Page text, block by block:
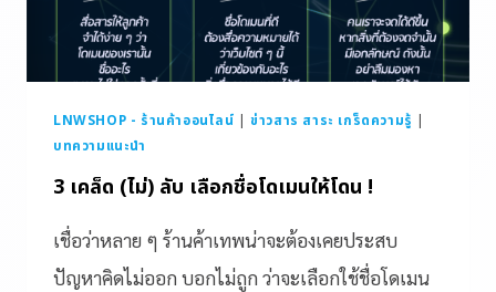
LNWSHOP - ร้านค้าออนไลน์ |ข่าวสาร สาระ เกร็ดความรู้ |
บทความแนะนำ
3 เคล็ด (ไม่) ลับ เลือกชื่อโดเมนให้โดน !
เชื่อว่าหลาย ๆ ร้านค้าเทพน่าจะต้องเคยประสบ
ปัญหาคิดไม่ออก บอกไม่ถูก ว่าจะเลือกใช้ชื่อโดเมน